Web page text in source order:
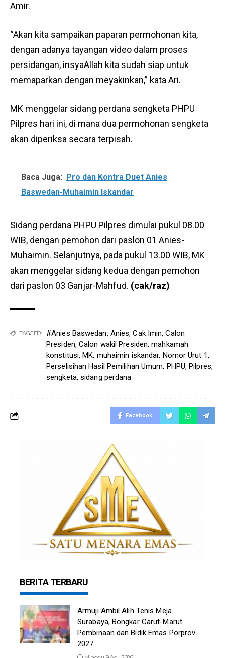
Amir.
“Akan kita sampaikan paparan permohonan kita,
dengan adanya tayangan video dalam proses
persidangan, insyaAllah kita sudah siap untuk
memaparkan dengan meyakinkan,” kata Ari.
MK menggelar sidang perdana sengketa PHPU
Pilpres hari ini, di mana dua permohonan sengketa
akan diperiksa secara terpisah.
Baca Juga: Pro dan Kontra Duet Anies
Baswedan-Muhaimin Iskandar
Sidang perdana PHPU Pilpres dimulai pukul 08.00
WIB, dengan pemohon dari paslon 01 Anies-
Muhaimin. Selanjutnya, pada pukul 13.00 WIB, MK
akan menggelar sidang kedua dengan pemohon
dari paslon 03 Ganjar-Mahfud. (cak/raz)
TAGGED: #Anies Baswedan, Anies,Cak Imin,Calon
Presiden,Calon wakil Presiden,mahkamah
konstitusi,MK, muhaimin iskandar, Nomor Urut 1,
Perselisihan Hasil Pemilihan Umum, PHPU,Pilpres,
sengketa,sidang perdana
Facebook
BERITA TERBARU
Armuji Ambil Alih Tenis Meja
Surabaya, Bongkar Carut-Marut
Pembinaan dan Bidik Emas Porprov
2027